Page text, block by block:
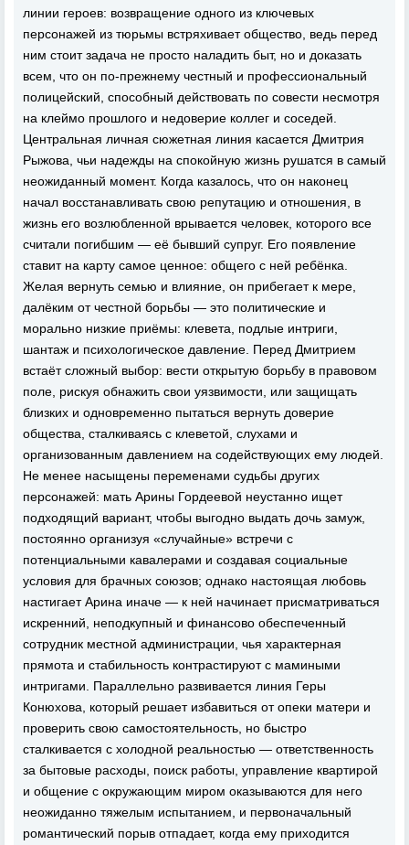
линии героев: возвращение одного из ключевых
персонажей из тюрьмы встряхивает общество, ведь перед
ним стоит задача не просто наладить быт, но и доказать
всем, что он по-прежнему честный и профессиональный
полицейский, способный действовать по совести несмотря
на клеймо прошлого и недоверие коллег и соседей.
Центральная личная сюжетная линия касается Дмитрия
Рыжова, чьи надежды на спокойную жизнь рушатся в самый
неожиданный момент. Когда казалось, что он наконец
начал восстанавливать свою репутацию и отношения, в
жизнь его возлюбленной врывается человек, которого все
считали погибшим — её бывший супруг. Его появление
ставит на карту самое ценное: общего с ней ребёнка.
Желая вернуть семью и влияние, он прибегает к мере,
далёким от честной борьбы — это политические и
морально низкие приёмы: клевета, подлые интриги,
шантаж и психологическое давление. Перед Дмитрием
встаёт сложный выбор: вести открытую борьбу в правовом
поле, рискуя обнажить свои уязвимости, или защищать
близких и одновременно пытаться вернуть доверие
общества, сталкиваясь с клеветой, слухами и
организованным давлением на содействующих ему людей.
Не менее насыщены переменами судьбы других
персонажей: мать Арины Гордеевой неустанно ищет
подходящий вариант, чтобы выгодно выдать дочь замуж,
постоянно организуя «случайные» встречи с
потенциальными кавалерами и создавая социальные
условия для брачных союзов; однако настоящая любовь
настигает Арина иначе — к ней начинает присматриваться
искренний, неподкупный и финансово обеспеченный
сотрудник местной администрации, чья характерная
прямота и стабильность контрастируют с мамиными
интригами. Параллельно развивается линия Геры
Конюхова, который решает избавиться от опеки матери и
проверить свою самостоятельность, но быстро
сталкивается с холодной реальностью — ответственность
за бытовые расходы, поиск работы, управление квартирой
и общение с окружающим миром оказываются для него
неожиданно тяжелым испытанием, и первоначальный
романтический порыв отпадает, когда ему приходится